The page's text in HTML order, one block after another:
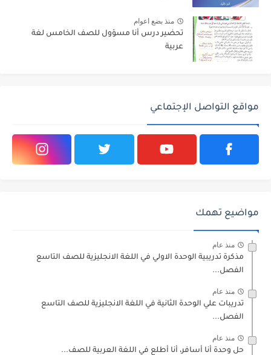
منذ بضع اعوام
تحضير درس أنا مسؤول للصف الخامس لغة
عربية
مواقع التواصل الإجتماعي
مواضيع تهمك
منذ عام
مذكرة تدريبية الوحدة الاولي في اللغة الانجليزية للصف التاسع
الفصل...
منذ عام
تدريبات علي الوحدة الثانية في اللغة الانجليزية للصف التاسع
الفصل...
منذ عام
حل وحدة أنا أسافر، أنا أطلع في اللغة العربية للصف...